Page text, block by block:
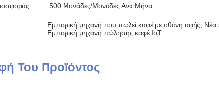
500 Μονάδες/μονάδες Ανά Μήνα
Εμπορική μηχανή που πωλεί καφέ με οθόνη αφής
Νέα
Εμπορική μηχανή πώλησης καφέ IoT
Του Προϊόντος